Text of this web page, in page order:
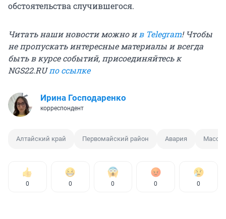
обстоятельства случившегося.
Читать наши новости можно и в Telegram! Чтобы
не пропускать интересные материалы и всегда
быть в курсе событий, присоединяйтесь к
NGS22.RUпо ссылке
Ирина Господаренко
корреспондент
Алтайский край Первомайский район Авария
0 0 0 0 0